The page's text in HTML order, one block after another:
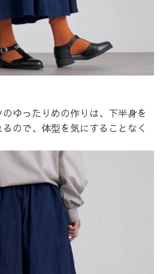
ゆったりめの作りは、下半身を
ので、体型を気にすることなく